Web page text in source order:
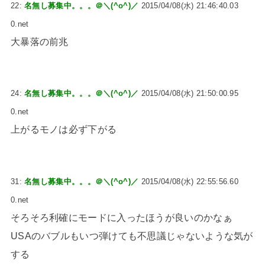
22:名無し募集中。。。＠＼(^o^)／ 2015/04/08(水) 21:46:40.03
0.net
大暴落の前兆
24:名無し募集中。。。＠＼(^o^)／ 2015/04/08(水) 21:50:00.95
0.net
上がるモノは必ず下がる
31:名無し募集中。。。＠＼(^o^)／ 2015/04/08(水) 22:55:56.60
0.net
そろそろ利確にモードに入ったほうが良いのかなぁ
USAのバブルもいつ弾けても不思議じゃないような気が
する